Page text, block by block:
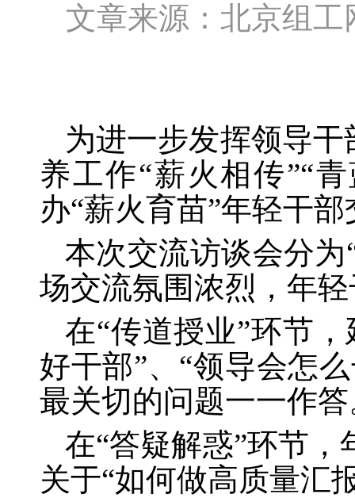
文章来源：北京
为进一步发挥领导干
养工作“薪火相传”“
办“薪火育苗”年轻干
本次交流访谈会分为
场交流氛围浓烈，年
在“传道授业”环节
好干部”、“领导会怎
最关切的问题一一作
在“答疑解惑”环节
关于“如何做高质量汇